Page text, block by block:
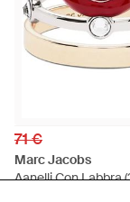
71 €
Marc Jacobs
Aanelli Con Labbra